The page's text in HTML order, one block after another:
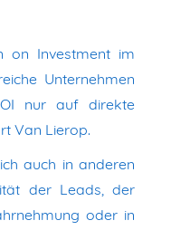
on Investment im
Unternehmen
nur auf direkte
Van Lierop.
auch in anderen
der Leads, der
oder in